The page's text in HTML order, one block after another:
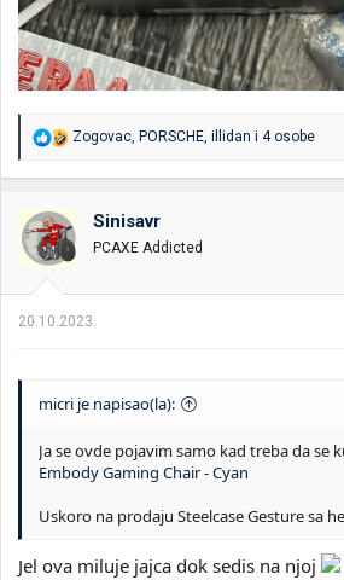
R
a
v
a
j
:
Zogovac, PORSCHE, illidan i 4 osobe
Sinisavr
PCAXE Addicted
20.10.2023.
micri je napisao(la):
Ja se ovde pojavim samo kad treba da se
Embody Gaming Chair - Cyan
Uskoro na prodaju Steelcase Gesture sa
Jel ova miluje jajca dok sedis na njoj